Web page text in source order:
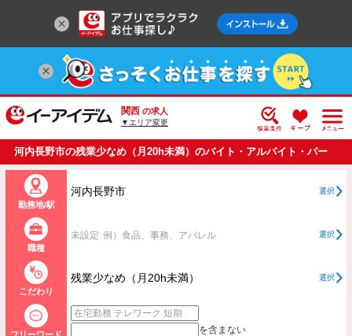
関西 の求人
▼エリア変更
河内長野市の残業少なめ（月20h未満）のバイト・アルバイト・パー
トの求人情報一覧
勤務地/駅
河内長野市 選択
職種
未設定 例）食品、事務、アパレル 選択
こだわり
残業少なめ（月20h未満） 選択
を含まない